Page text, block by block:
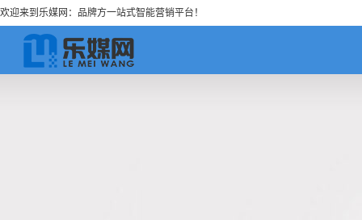
欢迎来到乐媒网：品牌方一站式智能营销平台！